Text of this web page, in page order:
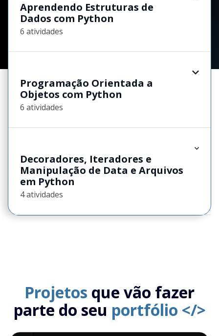
Aprendendo Estruturas de
Dados com Python
6 atividades
Programação Orientada a
Objetos com Python
6 atividades
Decoradores, Iteradores e
Manipulação de Data e Arquivos
em Python
4 atividades
Projetos que vão fazer
parte do seu portfólio </>